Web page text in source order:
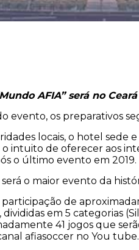
AFIA” será no
evento, os preparativos
locais, o hotel sede
intuito de oferecer aos
o último evento em 2019.
será o maior evento da
de
em 5 categorias
41 jogos que
afiasoccer no You tube.